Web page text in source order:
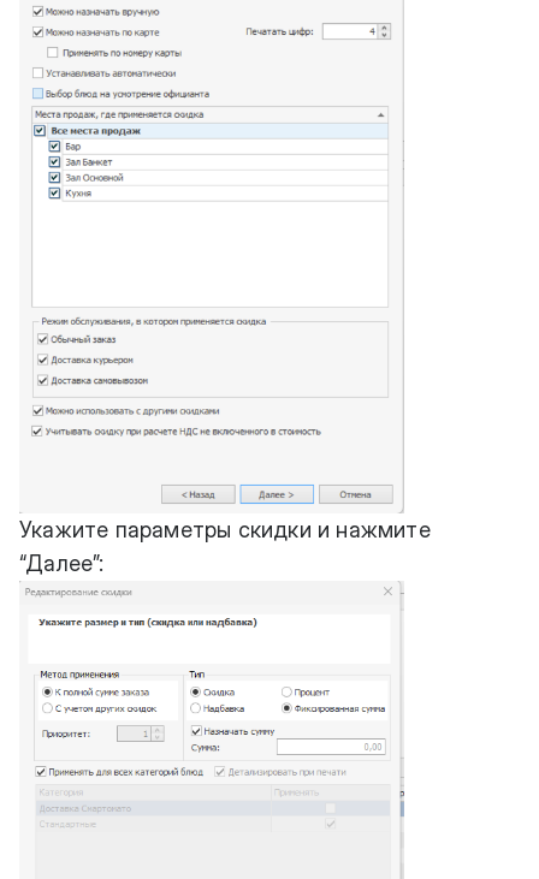
Укажите параметры скидки и нажмите
“Далее”: